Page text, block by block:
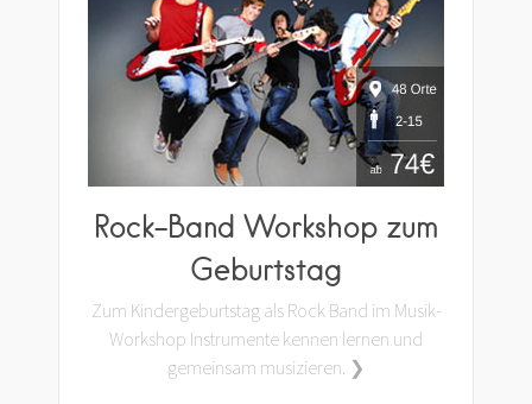
Rock-Band Workshop zum
Geburtstag
Zum Kindergeburtstag als Rock Band im Musik-
Workshop Instrumente kennen lernen und
gemeinsam musizieren. ❯